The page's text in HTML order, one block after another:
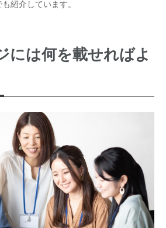
も紹介しています。
には何を載せればよ